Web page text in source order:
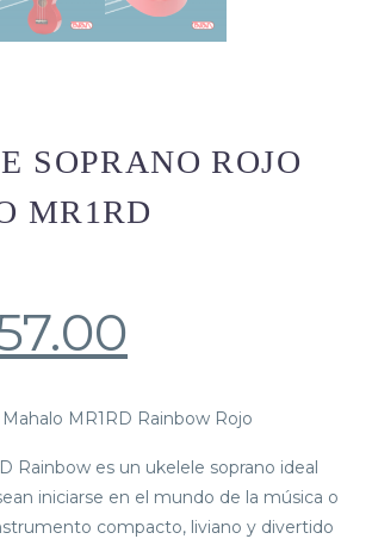
SOPRANO ROJO
MR1RD
MR1RD Rainbow Rojo
Rainbow es un ukelele soprano ideal
iniciarse en el mundo de la música o
compacto, liviano y divertido